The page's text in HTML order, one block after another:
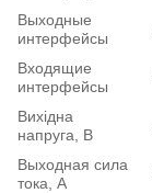
Выходные
интерфейсы
Входящие
интерфейсы
Вихідна
напруга, В
Выходная сила
тока, А